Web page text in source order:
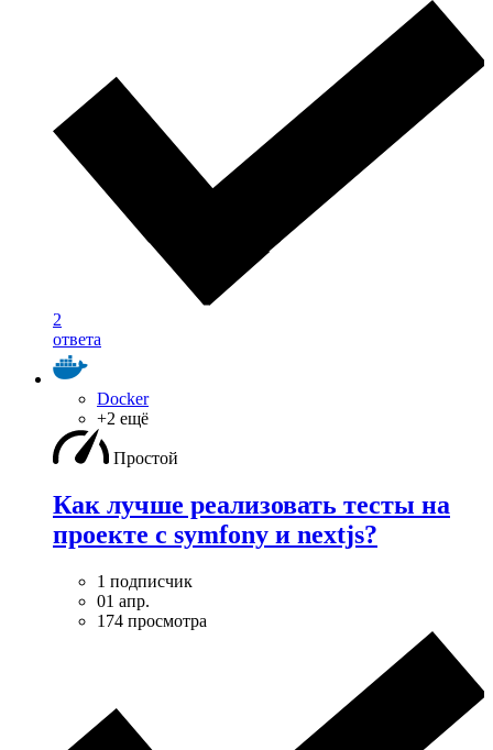
2
ответа
Docker
+2 ещё
Простой
Как лучше реализовать тесты на
проекте с symfony и nextjs?
1 подписчик
01 апр.
174 просмотра